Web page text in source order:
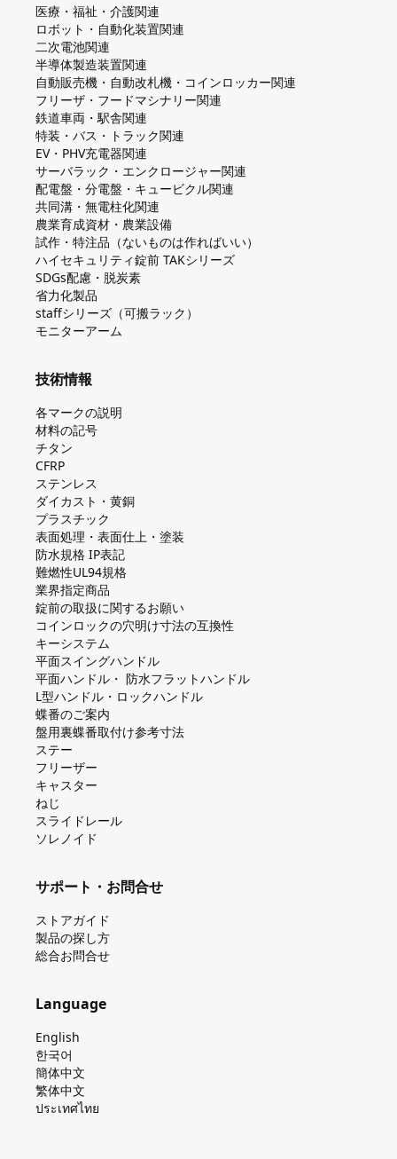
医療・福祉・介護関連
ロボット・自動化装置関連
二次電池関連
半導体製造装置関連
自動販売機・自動改札機・コインロッカー関連
フリーザ・フードマシナリー関連
鉄道車両・駅舎関連
特装・バス・トラック関連
EV・PHV充電器関連
サーバラック・エンクロージャー関連
配電盤・分電盤・キュービクル関連
共同溝・無電柱化関連
農業育成資材・農業設備
試作・特注品（ないものは作ればいい）
ハイセキュリティ錠前 TAKシリーズ
SDGs配慮・脱炭素
省力化製品
staffシリーズ（可搬ラック）
モニターアーム
技術情報
各マークの説明
材料の記号
チタン
CFRP
ステンレス
ダイカスト・⻩銅
プラスチック
表面処理・表面仕上・塗装
防⽔規格 IP表記
難燃性UL94規格
業界指定商品
錠前の取扱に関するお願い
コインロックの⽳明け⼨法の互換性
キーシステム
平⾯スイングハンドル
平⾯ハンドル・ 防⽔フラットハンドル
L型ハンドル・ロックハンドル
蝶番のご案内
盤⽤裏蝶番取付け参考⼨法
ステー
フリーザー
キャスター
ねじ
スライドレール
ソレノイド
サポート・お問合せ
ストアガイド
製品の探し⽅
総合お問合せ
Language
English
한국어
簡体中文
繁体中文
ประเทศไทย